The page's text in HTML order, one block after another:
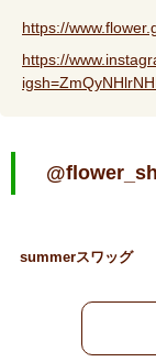
https://
https://
summerスワッグ